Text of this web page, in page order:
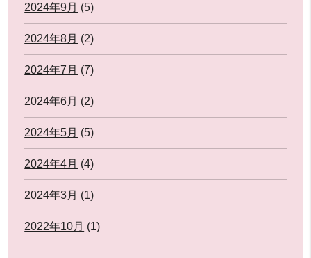
2024年9月 (5)
2024年8月 (2)
2024年7月 (7)
2024年6月 (2)
2024年5月 (5)
2024年4月 (4)
2024年3月 (1)
2022年10月 (1)